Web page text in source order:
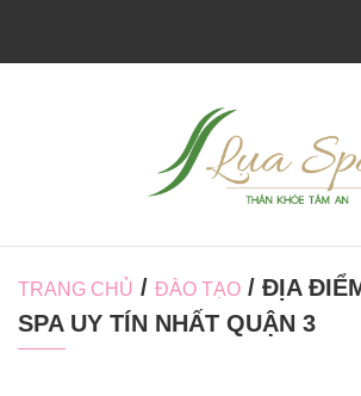
TRANG CHỦ / ĐÀO TẠO / ĐỊA
SPA UY TÍN NHẤT QUẬN 3